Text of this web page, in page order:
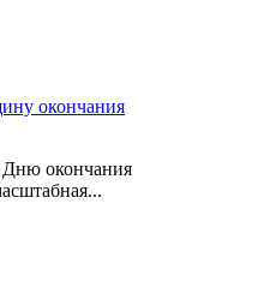
окончания
Дню окончания